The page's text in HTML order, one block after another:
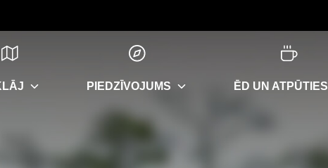
PIEDZĪVOJUMS ĒD UN ATPŪTIES